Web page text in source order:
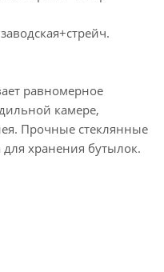
равномерное
камере,
Прочные стеклянные
хранения бутылок.